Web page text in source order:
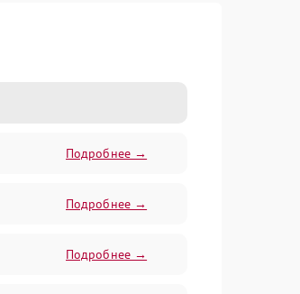
Подробнее →
Подробнее →
Подробнее →